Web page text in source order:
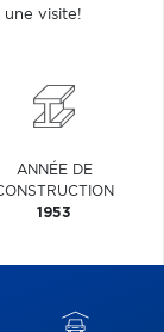
visite!
ANNÉE DE
1953